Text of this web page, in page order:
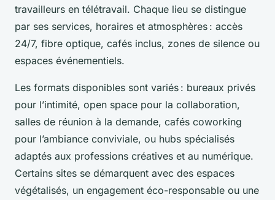
travailleurs en télétravail. Chaque lieu se distingue
par ses services, horaires et atmosphères : accès
24/7, fibre optique, cafés inclus, zones de silence ou
espaces événementiels.
Les formats disponibles sont variés : bureaux privés
pour l’intimité, open space pour la collaboration,
salles de réunion à la demande, cafés coworking
pour l’ambiance conviviale, ou hubs spécialisés
adaptés aux professions créatives et au numérique.
Certains sites se démarquent avec des espaces
végétalisés, un engagement éco-responsable ou une